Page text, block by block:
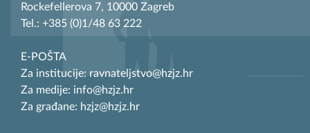
Rockefellerova 7, 10000 Zagreb
Tel.: +385 (0)1/48 63 222
E-POŠTA
Za institucije: ravnateljstvo@hzjz.hr
Za medije: info@hzjz.hr
Za građane: hzjz@hzjz.hr